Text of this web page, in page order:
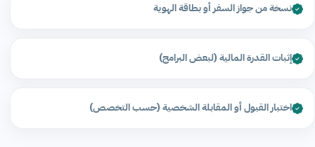
نسخة من جواز السفر أو بطاقة الهوية
إثبات القدرة المالية (لبعض البرامج)
اختبار القبول أو المقابلة الشخصية (حسب التخصص)